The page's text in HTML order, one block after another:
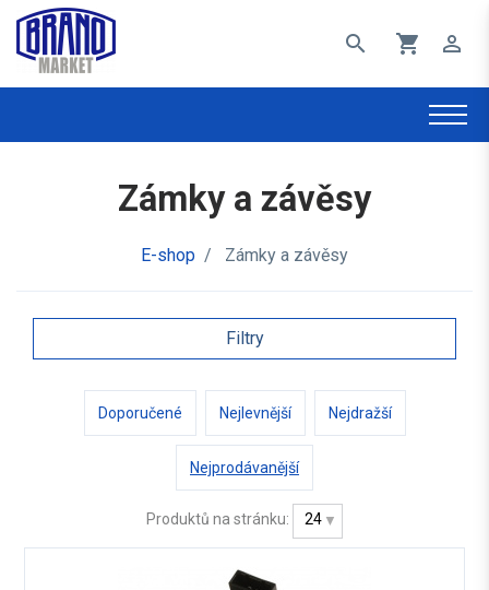
search shopping_cart perm_identity
Zámky a závěsy
E-shop / Zámky a závěsy
Filtry
Doporučené Nejlevnější Nejdražší
Nejprodávanější
Produktů na stránku: 24